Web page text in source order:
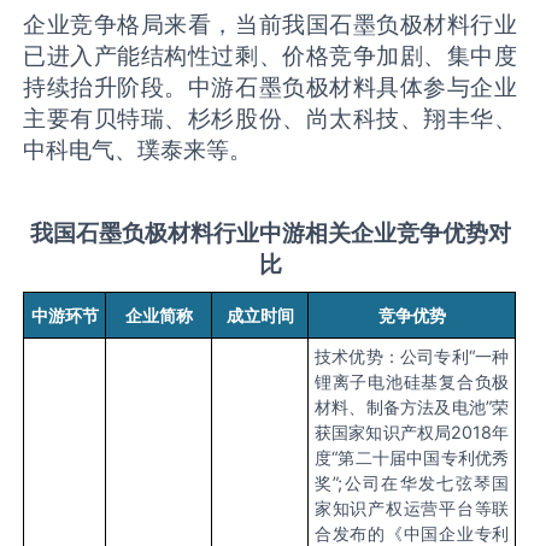
企业竞争格局来看，当前我国石墨负极材料行业
已进入产能结构性过剩、价格竞争加剧、集中度
持续抬升阶段。中游石墨负极材料具体参与企业
主要有贝特瑞、杉杉股份、尚太科技、翔丰华、
中科电气、璞泰来等。
我国石墨负极材料行业中游相关企业竞争优势对
比
中游环节 企业简称 成立时间 竞争优势
技术优势：公司专利“一种
锂离子电池硅基复合负极
材料、制备方法及电池”荣
获国家知识产权局2018年
度“第二十届中国专利优秀
奖”;公司在华发七弦琴国
家知识产权运营平台等联
合发布的《中国企业专利